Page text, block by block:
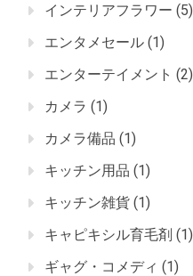
インテリアフラワー (5)
エンタメセール (1)
エンターテイメント (2)
カメラ (1)
カメラ備品 (1)
キッチン用品 (1)
キッチン雑貨 (1)
キャピキシル育毛剤 (1)
ギャグ・コメディ (1)